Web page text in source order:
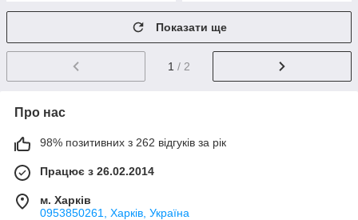
Показати ще
1 / 2
Про нас
98% позитивних з 262 відгуків за рік
Працює з 26.02.2014
м. Харків
0953850261, Харків, Україна